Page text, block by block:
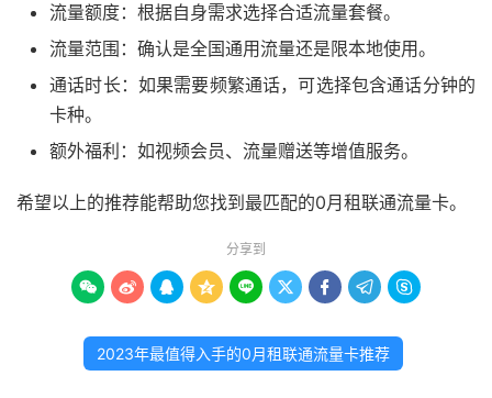
流量额度：根据自身需求选择合适流量套餐。
流量范围：确认是全国通用流量还是限本地使用。
通话时长：如果需要频繁通话，可选择包含通话分钟的
卡种。
额外福利：如视频会员、流量赠送等增值服务。
希望以上的推荐能帮助您找到最匹配的0月租联通流量卡。
分享到
        
2023年最值得入手的0月租联通流量卡推荐